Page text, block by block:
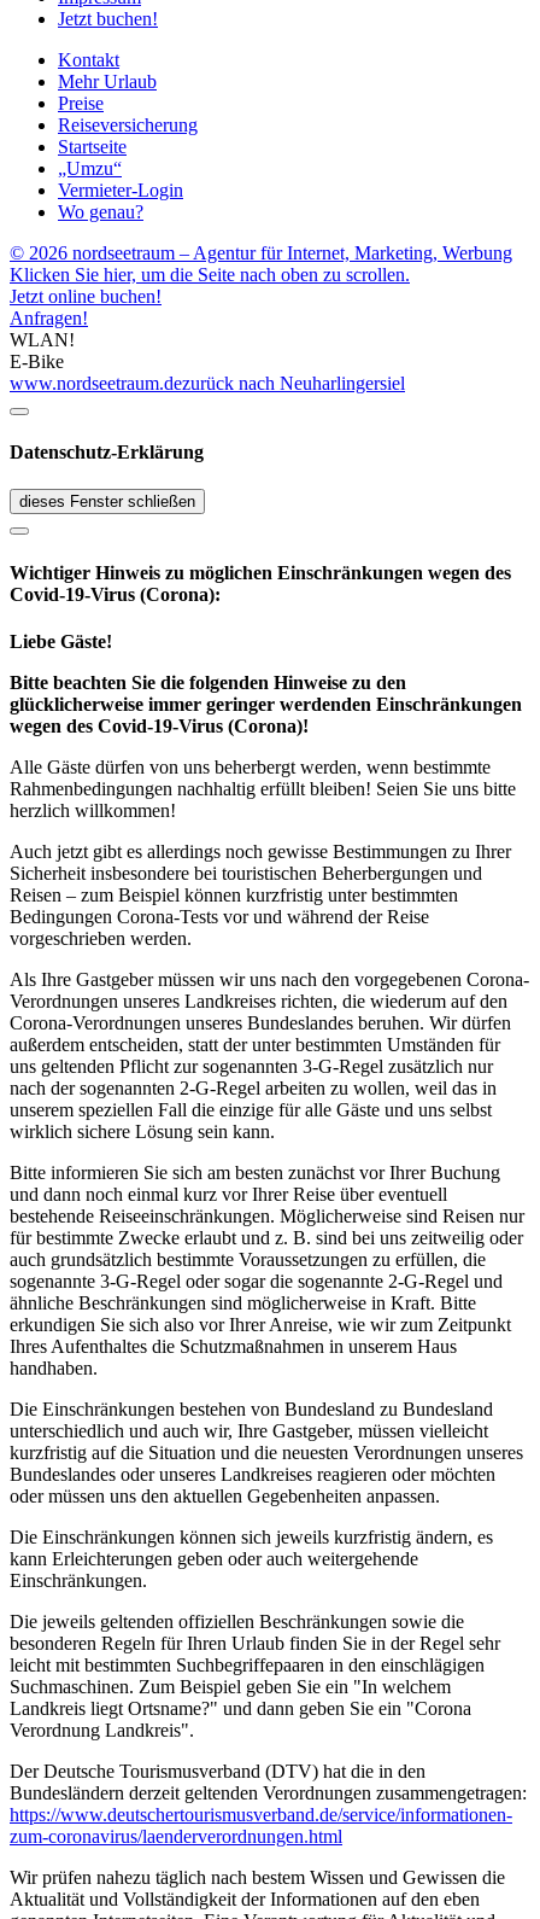
Jetzt buchen!
Kontakt
Mehr Urlaub
Preise
Reiseversicherung
Startseite
„Umzu“
Vermieter-Login
Wo genau?
© 2026 nordseetraum – Agentur für Internet, Marketing, Werbung
Klicken Sie hier, um die Seite nach oben zu scrollen.
Jetzt online buchen!
Anfragen!
WLAN!
E-Bike
www.nordseetraum.dezurück nach Neuharlingersiel
Datenschutz-Erklärung
dieses Fenster schließen
Wichtiger Hinweis zu möglichen Ein­schränk­ungen wegen des
Covid-19-Virus (Corona):
Liebe Gäste!
Bitte beachten Sie die folgenden Hinweise zu den
glücklicherweise immer geringer werdenden Einschränkungen
wegen des Covid-19-Virus (Corona)!
Alle Gäste dürfen von uns beherbergt werden, wenn bestimmte
Rahmenbedingungen nachhaltig erfüllt bleiben! Seien Sie uns bitte
herzlich willkommen!
Auch jetzt gibt es allerdings noch gewisse Bestimmungen zu Ihrer
Sicherheit insbesondere bei touristischen Beherbergungen und
Reisen – zum Beispiel können kurzfristig unter bestimmten
Bedingungen Corona-Tests vor und während der Reise
vorgeschrieben werden.
Als Ihre Gastgeber müssen wir uns nach den vorgegebenen Corona-
Verordnungen unseres Landkreises richten, die wiederum auf den
Corona-Verordnungen unseres Bundeslandes beruhen. Wir dürfen
außerdem entscheiden, statt der unter bestimmten Umständen für
uns geltenden Pflicht zur sogenannten 3-G-Regel zusätzlich nur
nach der sogenannten 2-G-Regel arbeiten zu wollen, weil das in
unserem speziellen Fall die einzige für alle Gäste und uns selbst
wirklich sichere Lösung sein kann.
Bitte informieren Sie sich am besten zunächst vor Ihrer Buchung
und dann noch einmal kurz vor Ihrer Reise über eventuell
bestehende Reiseeinschränkungen. Möglicherweise sind Reisen nur
für bestimmte Zwecke erlaubt und z. B. sind bei uns zeitweilig oder
auch grundsätzlich bestimmte Voraussetzungen zu erfüllen, die
sogenannte 3-G-Regel oder sogar die sogenannte 2-G-Regel und
ähnliche Beschränkungen sind möglicherweise in Kraft. Bitte
erkundigen Sie sich also vor Ihrer Anreise, wie wir zum Zeitpunkt
Ihres Aufenthaltes die Schutzmaßnahmen in unserem Haus
handhaben.
Die Einschränkungen bestehen von Bundesland zu Bundesland
unterschiedlich und auch wir, Ihre Gastgeber, müssen vielleicht
kurzfristig auf die Situation und die neuesten Verordnungen unseres
Bundeslandes oder unseres Landkreises reagieren oder möchten
oder müssen uns den aktuellen Gegebenheiten anpassen.
Die Einschränkungen können sich jeweils kurzfristig ändern, es
kann Erleichterungen geben oder auch weitergehende
Einschränkungen.
Die jeweils geltenden offiziellen Beschränkungen sowie die
besonderen Regeln für Ihren Urlaub finden Sie in der Regel sehr
leicht mit bestimmten Suchbegriffepaaren in den einschlägigen
Suchmaschinen. Zum Beispiel geben Sie ein "In welchem
Landkreis liegt Ortsname?" und dann geben Sie ein "Corona
Verordnung Landkreis".
Der Deutsche Tourismusverband (DTV) hat die in den
Bundesländern derzeit geltenden Verordnungen zusammengetragen:
https://www.deutscher­tourismusverband.de/­service/­informationen-
zum-coronavirus/­laenderverordnungen.html
Wir prüfen nahezu täglich nach bestem Wissen und Gewissen die
Aktualität und Vollständigkeit der Informationen auf den eben